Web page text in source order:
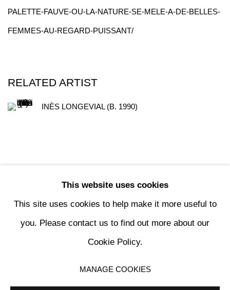
PALETTE-FAUVE-OU-LA-NATURE-SE-MELE-A-DE-BELLES-
FEMMES-AU-REGARD-PUISSANT/
RELATED ARTIST
INÈS LONGEVIAL (B. 1990)
COPYRIGHT © 2024 KETABI BOURDET
This website uses cookies
This site uses cookies to help make it more useful to
you. Please contact us to find out more about our
Cookie Policy.
MANAGE COOKIES